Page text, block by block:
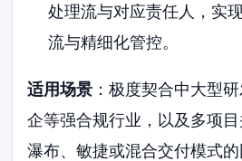
处理流与对应责任人，实
流与精细化管控。
适用场景 ：极度契合中大型
企等强合规行业，以及多项
瀑布、敏捷或混合交付模式